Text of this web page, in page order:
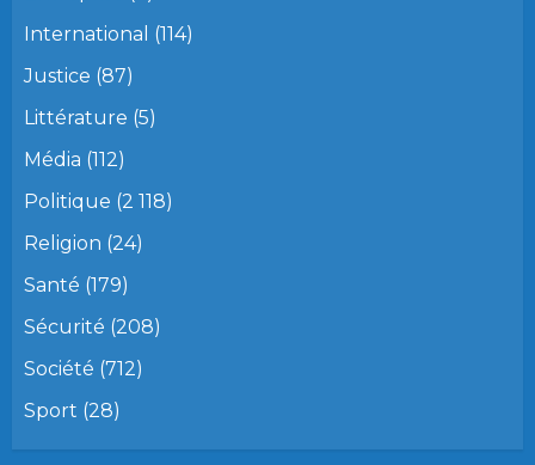
International (114)
Justice (87)
Littérature (5)
Média (112)
Politique (2 118)
Religion (24)
Santé (179)
Sécurité (208)
Société (712)
Sport (28)